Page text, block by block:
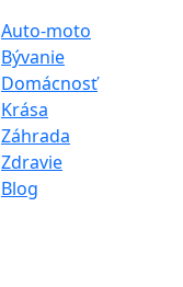
Auto-moto
Bývanie
Domácnosť
Krása
Záhrada
Zdravie
Blog